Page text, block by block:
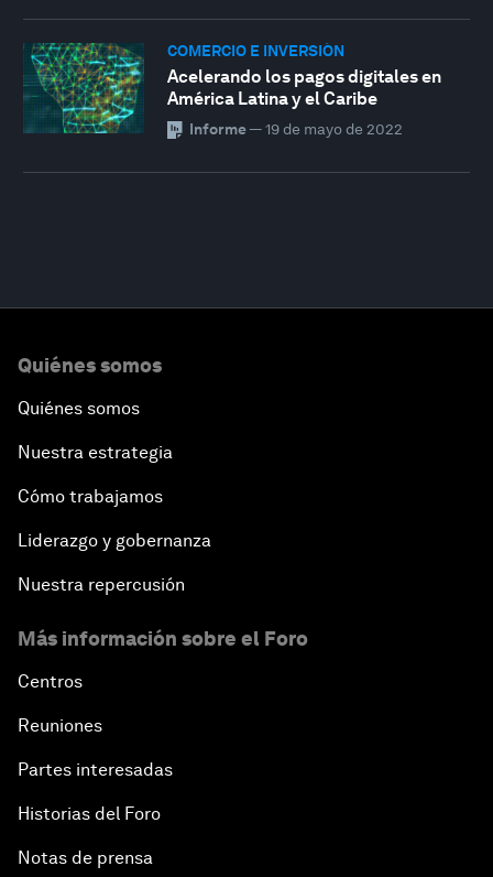
COMERCIO E INVERSIÓN
Acelerando los pagos digitales en
América Latina y el Caribe
Informe— 19 de mayo de 2022
Quiénes somos
Quiénes somos
Nuestra estrategia
Cómo trabajamos
Liderazgo y gobernanza
Nuestra repercusión
Más información sobre el Foro
Centros
Reuniones
Partes interesadas
Historias del Foro
Notas de prensa